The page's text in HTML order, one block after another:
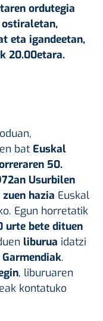
ordutegia
eta igandeetan,
20.00etara.
bat Euskal
50.
Usurbilen
hazia Euskal
Egun horretatik
urte bete dituen
liburua idatzi
.
, liburuaren
kontatuko